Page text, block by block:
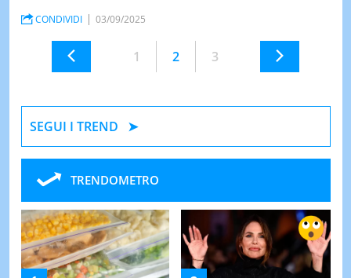
CONDIVIDI 03/09/2025
1 2 3
SEGUI I TREND
TRENDOMETRO